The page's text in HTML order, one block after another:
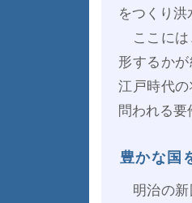
をつくり洪
ここには
形するか
江戸時代
問われる要
豊かな国
明治の新